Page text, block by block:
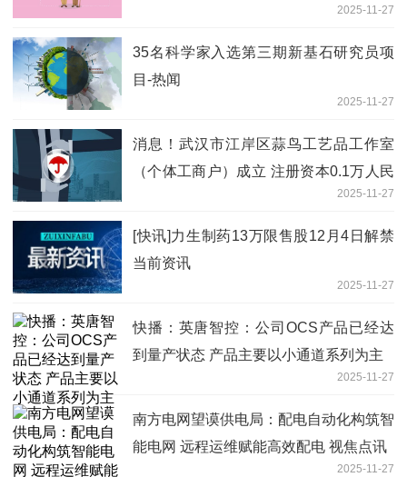
2025-11-27
35名科学家入选第三期新基石研究员项
目-热闻
2025-11-27
消息！武汉市江岸区蒜鸟工艺品工作室
（个体工商户）成立 注册资本0.1万人民
2025-11-27
[快讯]力生制药13万限售股12月4日解禁
当前资讯
2025-11-27
快播：英唐智控：公司OCS产品已经达
到量产状态 产品主要以小通道系列为主
2025-11-27
南方电网望谟供电局：配电自动化构筑智
能电网 远程运维赋能高效配电 视焦点讯
2025-11-27